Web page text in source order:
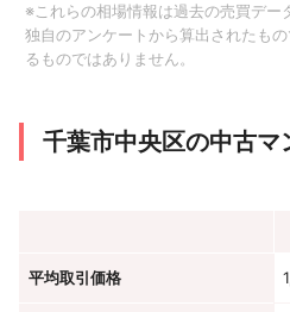
※これらの相場情報は過去の売買デー
独自のアンケートから算出されたも
るものではありません。
千葉市中央区の中古マ
平均取引価格